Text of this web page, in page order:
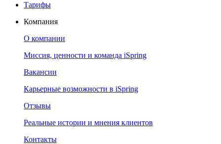
Тарифы
Компания
О компании
Миссия, ценности и команда iSpring
Вакансии
Карьерные возможности в iSpring
Отзывы
Реальные истории и мнения клиентов
Контакты